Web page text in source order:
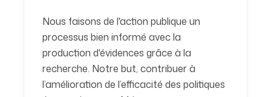
Nous faisons de l'action publique un
processus bien informé avec la
production d'évidences grâce à la
recherche. Notre but, contribuer à
l’amélioration de l’efficacité des politiques